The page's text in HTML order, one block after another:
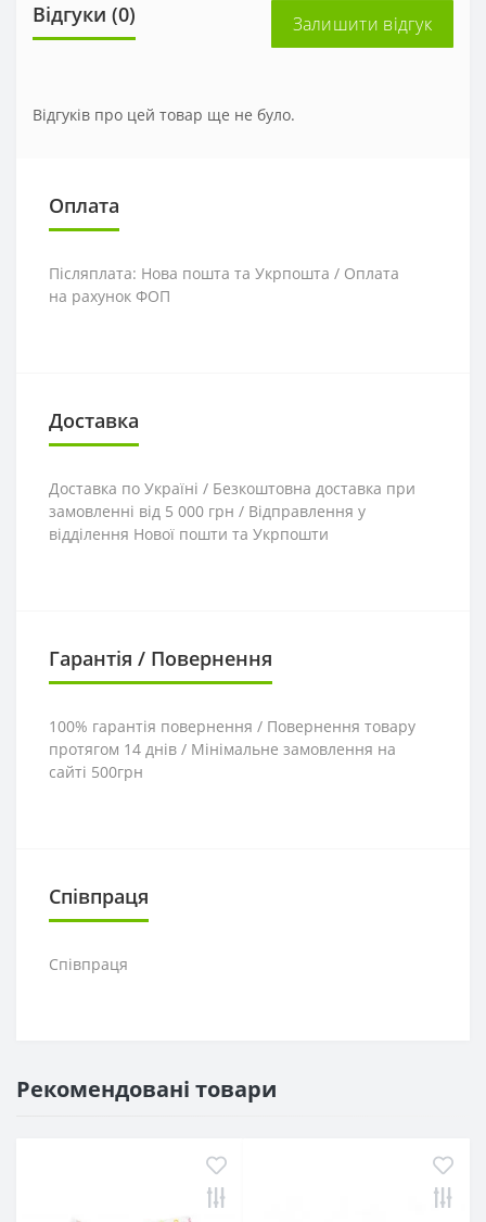
Відгуки (0) Залишити відгук
Відгуків про цей товар ще не було.
Оплата
Післяплата: Нова пошта та Укрпошта / Оплата
на рахунок ФОП
Доставка
Доставка по Україні / Безкоштовна доставка при
замовленні від 5 000 грн / Відправлення у
відділення Нової пошти та Укрпошти
Гарантія / Повернення
100% гарантія повернення / Повернення товару
протягом 14 днів / Мінімальне замовлення на
сайті 500грн
Співпраця
Співпраця
Рекомендовані товари